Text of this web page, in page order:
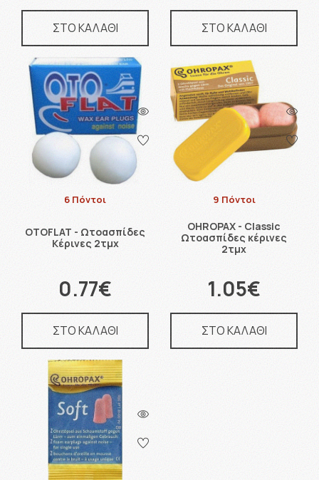
ΣΤΟ ΚΑΛΑΘΙ ΣΤΟ ΚΑΛΑΘΙ
6 Πόντοι
OTOFLAT - Ωτοασπίδες
Κέρινες 2τμχ
0.77€
ΣΤΟ ΚΑΛΑΘΙ
9 Πόντοι
OHROPAX - Classic
Ωτοασπίδες κέρινες
2τμχ
1.05€
ΣΤΟ ΚΑΛΑΘΙ